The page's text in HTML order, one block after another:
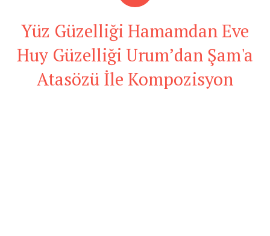
Yüz Güzelliği Hamamdan Eve
Huy Güzelliği Urum’dan Şam'a
Atasözü İle Kompozisyon